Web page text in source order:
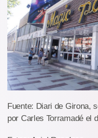
Fuente: Diari de Girona,
por Carles Torramadé el